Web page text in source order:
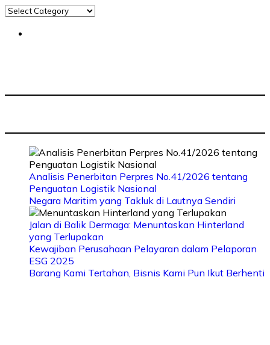
Analisis Penerbitan Perpres No.41/2026 tentang
Penguatan Logistik Nasional
Negara Maritim yang Takluk di Lautnya Sendiri
Jalan di Balik Dermaga: Menuntaskan Hinterland
yang Terlupakan
Kewajiban Perusahaan Pelayaran dalam Pelaporan
ESG 2025
Barang Kami Tertahan, Bisnis Kami Pun Ikut Berhenti